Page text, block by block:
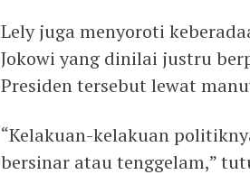
Lely juga menyoroti
Jokowi yang dinilai justru
Presiden tersebut lewat
“Kelakuan-kelakuan
bersinar atau tenggelam,”